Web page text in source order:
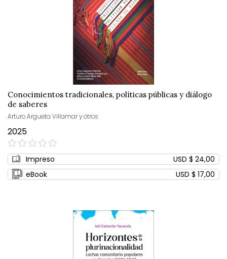
Conocimientos tradicionales, políticas públicas y diálogo
de saberes
Arturo Argueta Villamar y otros
2025
0%
Impreso
USD $ 24,00
eBook
USD $ 17,00